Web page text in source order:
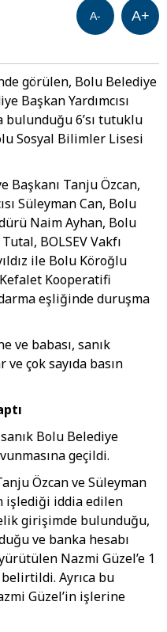
A+
A-
görülen, Bolu Belediye
Başkan Yardımcısı
bulunduğu 6’sı tutuklu
Sosyal Bilimler Lisesi
Başkanı Tanju Özcan,
Süleyman Can, Bolu
Naim Ayhan, Bolu
BOLSEV Vakfı
ile Bolu Köroğlu
Kooperatifi
eşliğinde duruşma
ve babası, sanık
çok sayıda basın
Bolu Belediye
geçildi.
Özcan ve Süleyman
işlediği iddia edilen
girişimde bulunduğu,
ve banka hesabı
Nazmi Güzel’e 1
Ayrıca bu
Güzel’in işlerine